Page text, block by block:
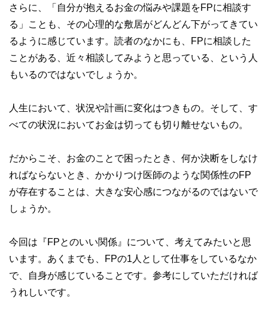
さらに、「自分が抱えるお金の悩みや課題をFPに相談す
る」ことも、その心理的な敷居がどんどん下がってきてい
るように感じています。読者のなかにも、FPに相談した
ことがある、近々相談してみようと思っている、という人
もいるのではないでしょうか。
人生において、状況や計画に変化はつきもの。そして、す
べての状況においてお金は切っても切り離せないもの。
だからこそ、お金のことで困ったとき、何か決断をしなけ
ればならないとき、かかりつけ医師のような関係性のFP
が存在することは、大きな安心感につながるのではないで
しょうか。
今回は『FPとのいい関係』について、考えてみたいと思
います。あくまでも、FPの1人として仕事をしているなか
で、自身が感じていることです。参考にしていただければ
うれしいです。